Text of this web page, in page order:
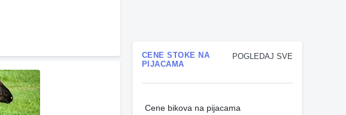
POGLEDAJ SVE
CENE STOKE NA
PIJACAMA
Cene bikova na pijacama